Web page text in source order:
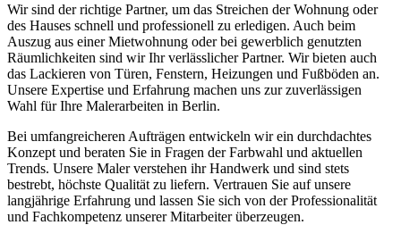
Wir sind der richtige Partner, um das Streichen der Wohnung oder
des Hauses schnell und professionell zu erledigen. Auch beim
Auszug aus einer Mietwohnung oder bei gewerblich genutzten
Räumlichkeiten sind wir Ihr verlässlicher Partner. Wir bieten auch
das Lackieren von Türen, Fenstern, Heizungen und Fußböden an.
Unsere Expertise und Erfahrung machen uns zur zuverlässigen
Wahl für Ihre Malerarbeiten in Berlin.
Bei umfangreicheren Aufträgen entwickeln wir ein durchdachtes
Konzept und beraten Sie in Fragen der Farbwahl und aktuellen
Trends. Unsere Maler verstehen ihr Handwerk und sind stets
bestrebt, höchste Qualität zu liefern. Vertrauen Sie auf unsere
langjährige Erfahrung und lassen Sie sich von der Professionalität
und Fachkompetenz unserer Mitarbeiter überzeugen.